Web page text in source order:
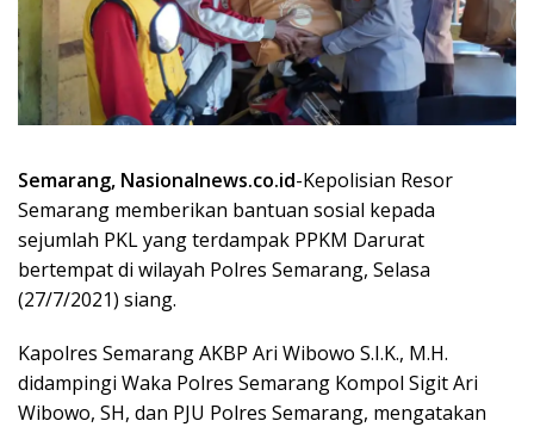
Semarang, Nasionalnews.co.id-Kepolisian Resor
Semarang memberikan bantuan sosial kepada
sejumlah PKL yang terdampak PPKM Darurat
bertempat di wilayah Polres Semarang, Selasa
(27/7/2021) siang.
Kapolres Semarang AKBP Ari Wibowo S.I.K., M.H.
didampingi Waka Polres Semarang Kompol Sigit Ari
Wibowo, SH, dan PJU Polres Semarang, mengatakan